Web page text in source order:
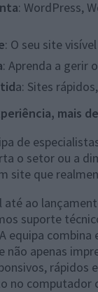
: WordPress,
: O seu site
: Aprenda a gerir
a: Sites
mais
de
o setor ou a
site que
até ao
suporte
equipa
não apenas
rápidos
no computador